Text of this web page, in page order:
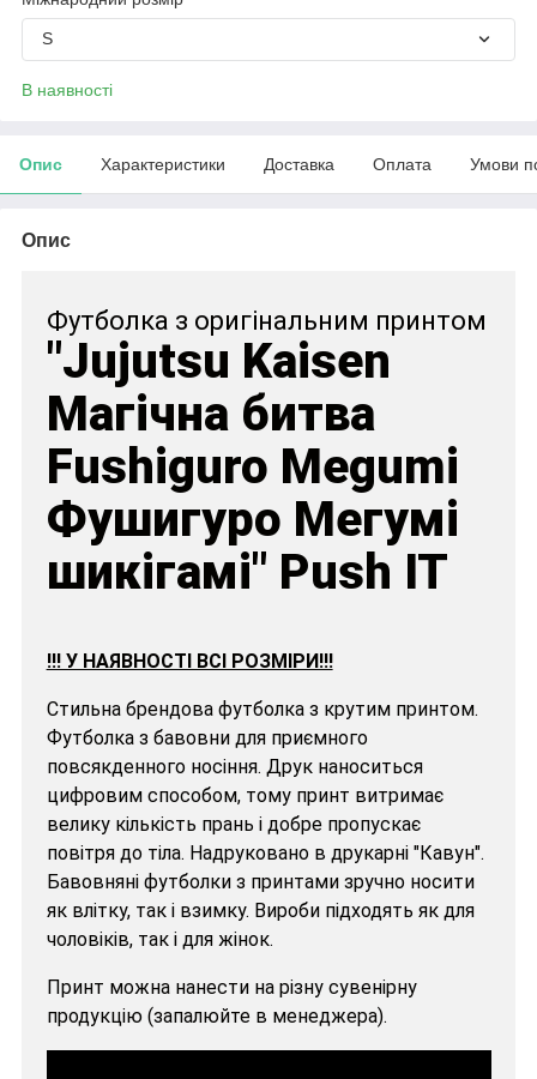
S
В наявності
Опис Характеристики Доставка Оплата Умови
Опис
Футболка з оригінальним принтом
"Jujutsu Kaisen
Магічна битва
Fushiguro Megumi
Фушигуро Мегумі
шикігамі" Push IT
!!! У НАЯВНОСТІ ВСІ РОЗМІРИ!!!
Стильна брендова футболка з крутим принтом.
Футболка з бавовни для приємного
повсякденного носіння. Друк наноситься
цифровим способом, тому принт витримає
велику кількість прань і добре пропускає
повітря до тіла. Надруковано в друкарні "Кавун".
Бавовняні футболки з принтами зручно носити
як влітку, так і взимку. Вироби підходять як для
чоловіків, так і для жінок.
Принт можна нанести на різну сувенірну
продукцію (запалюйте в менеджера).